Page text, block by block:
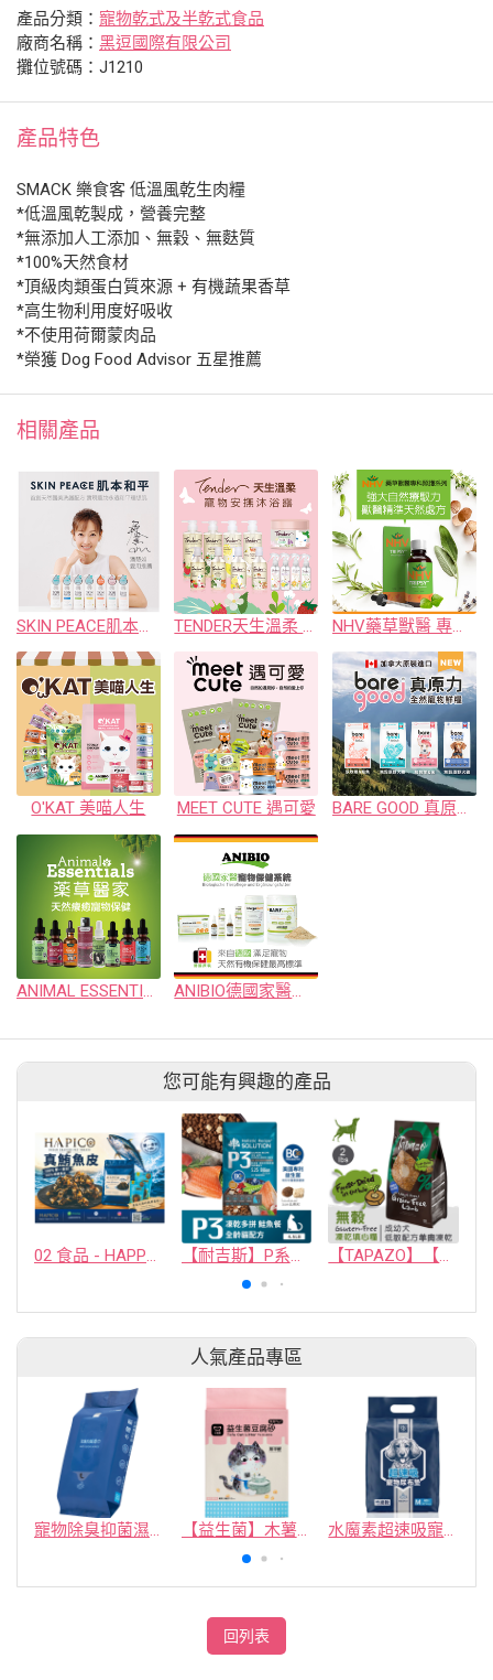
產品分類： 寵物乾式及半乾式食品
廠商名稱： 黑逗國際有限公司
攤位號碼：J1210
產品特色
SMACK 樂食客 低溫風乾生肉糧
*低溫風乾製成，營養完整
*無添加人工添加、無穀、無麩質
*100%天然食材
*頂級肉類蛋白質來源 + 有機蔬果香草
*高生物利用度好吸收
*不使用荷爾蒙肉品
*榮獲 Dog Food Advisor 五星推薦
相關產品
SKIN PEACE肌本和平敏弱醫美沐浴 TENDER天生溫柔 寵物安撫沐浴 NHV藥草獸醫 專科照護保健
O'KAT 美喵人生 MEET CUTE 遇可愛 BARE GOOD 真原力全然寵物鮮糧
您可能有興趣的產品
02 食品 - HAPPY COMPANION CO., LTD. 【耐吉斯】P系列-P3 凍乾多拼無穀鮭魚餐(全齡貓) 【TAPAZO】【無穀凍乾填心糧】成幼犬_羊肉配方 2磅(單一肉源)
人氣產品專區
寵物除臭抑菌濕紙巾／30抽／無味【4包100】 【益生菌】木薯豆腐砂/豆腐砂 (1包最低$119起)抽貓砂機 水魔素超速吸寵物尿布墊買1送1
回列表